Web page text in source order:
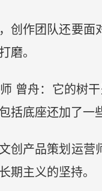
创作团队还要面
磨。
曾舟：它的树
括底座还加了一
创产品策划运
期主义的坚持。